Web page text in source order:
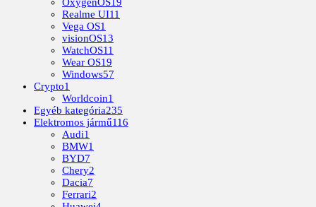
OxygenOS19
Realme UI11
Vega OS1
visionOS13
WatchOS11
Wear OS19
Windows57
Crypto1
Worldcoin1
Egyéb kategória235
Elektromos jármű116
Audi1
BMW1
BYD7
Chery2
Dacia7
Ferrari2